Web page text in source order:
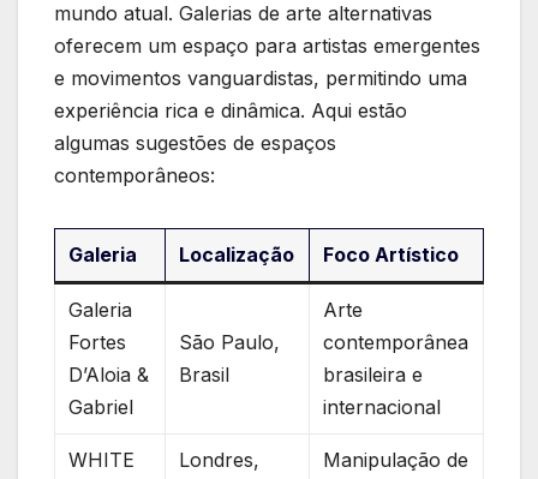
mundo atual. Galerias de arte alternativas
oferecem um espaço para artistas emergentes⁣
e movimentos vanguardistas, permitindo uma
experiência rica e dinâmica. Aqui⁣ estão
algumas sugestões‌ de espaços
contemporâneos:
Galeria Localização Foco Artístico
Galeria
Fortes
D’Aloia &
Gabriel
São Paulo,
Brasil
Arte
contemporânea
brasileira e
internacional
WHITE
Londres,
Manipulação de